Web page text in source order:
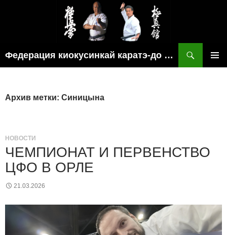
Федерация киокусинкай каратэ-до рязанской области
Архив метки: Синицына
НОВОСТИ
ЧЕМПИОНАТ И ПЕРВЕНСТВО
ЦФО В ОРЛЕ
21.03.2026